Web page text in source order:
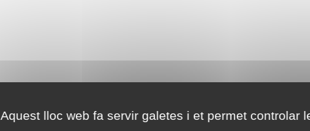
Aquest lloc web fa servir galetes i et permet controlar